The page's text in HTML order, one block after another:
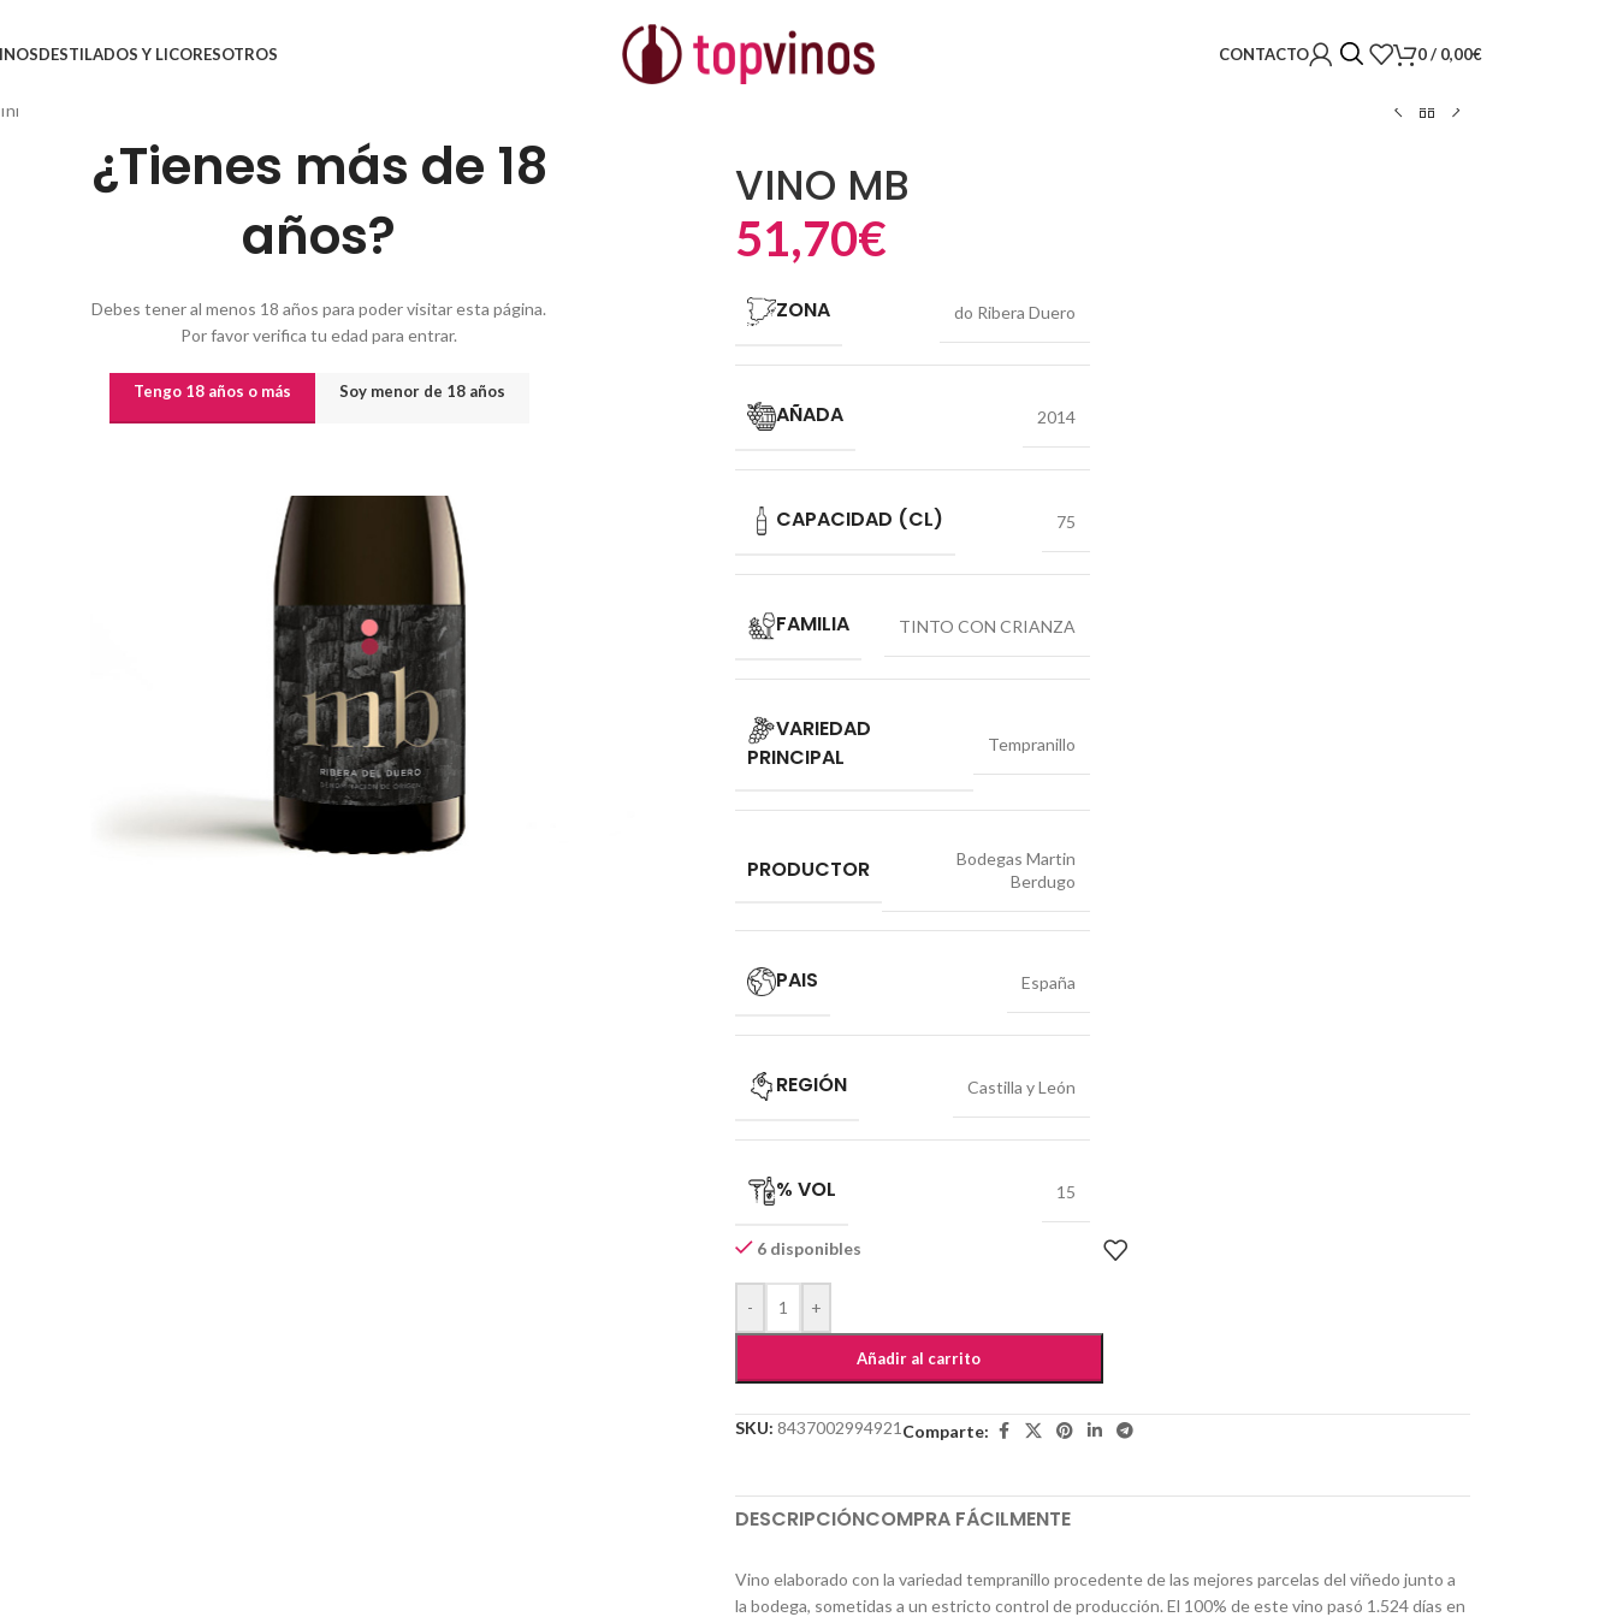
¿Tienes más de 18
años?
Debes tener al menos 18 años para poder visitar esta página.
Por favor verifica tu edad para entrar.
Tengo 18 años o más Soy menor de 18 años
DESTILADOS Y LICORESOTROS CONTACTO 0/ 0,00€
Inicio
VINO MB
51,70€
ZONA do Ribera Duero
AÑADA 2014
CAPACIDAD (CL) 75
FAMILIA TINTO CON CRIANZA
VARIEDAD
PRINCIPAL
Tempranillo
PRODUCTOR
Bodegas Martin
Berdugo
PAIS España
REGIÓN Castilla y León
% VOL 15
6 disponibles
- +
Añadir al carrito
SKU: 8437002994921 Comparte:
DESCRIPCIÓNCOMPRA FÁCILMENTE
Vino elaborado con la variedad tempranillo procedente de las mejores parcelas del viñedo junto a
la bodega, sometidas a un estricto control de producción. El 100% de este vino pasó 1.524 días en